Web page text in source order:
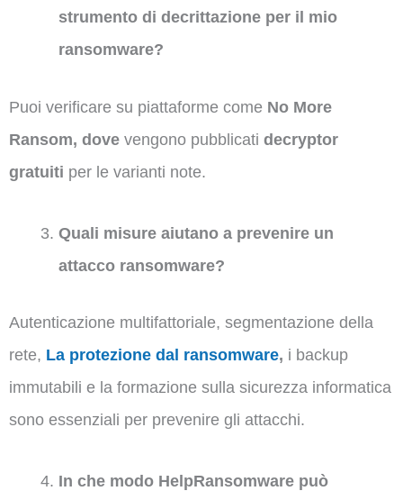
strumento di decrittazione per il mio
ransomware?
Puoi verificare su piattaforme come No More
Ransom, dove vengono pubblicati decryptor
gratuiti per le varianti note.
Quali misure aiutano a prevenire un
attacco ransomware?
Autenticazione multifattoriale, segmentazione della
rete, La protezione dal ransomware, i backup
immutabili e la formazione sulla sicurezza informatica
sono essenziali per prevenire gli attacchi.
In che modo HelpRansomware può